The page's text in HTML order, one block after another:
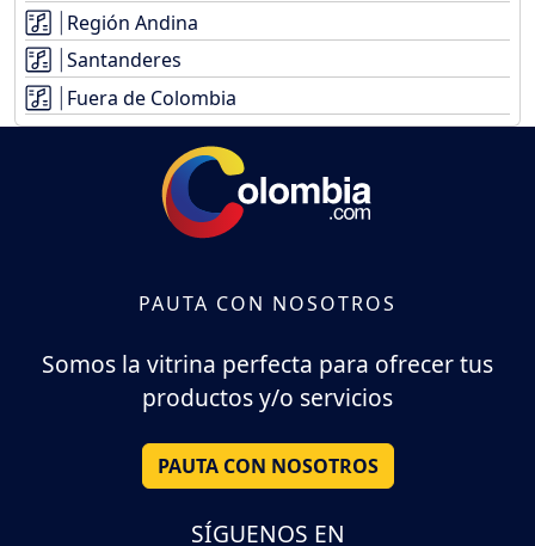
Región Andina
Santanderes
Fuera de Colombia
PAUTA CON NOSOTROS
Somos la vitrina perfecta para ofrecer tus
productos y/o servicios
PAUTA CON NOSOTROS
SÍGUENOS EN